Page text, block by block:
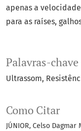
Palavras-chave
Ultrassom
Como Citar
JÚNIOR, Celso
apenas a
para as raíses,